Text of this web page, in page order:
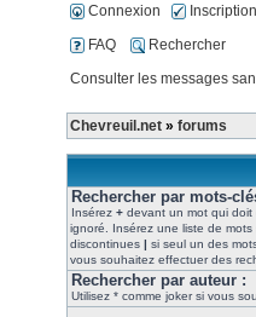
Connexion
Inscription
FAQ
Rechercher
Consulter les messages
Chevreuil.net » forums
Rechercher par mots-
Insérez + devant un mot qui doit
ignoré. Insérez une liste de
discontinues | si seul un des
vous souhaitez effectuer des
Rechercher par auteur :
Utilisez * comme joker si vous